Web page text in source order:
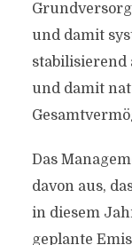
und damit
stabilisierend
und damit
Das
davon aus,
in diesem
geplante